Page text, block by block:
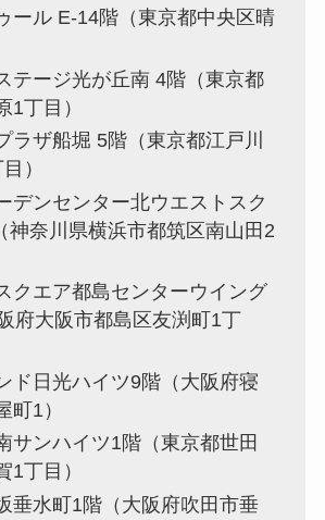
ール E-14階（東京都中央区晴
テージ光が丘南 4階（東京都
1丁目）
ラザ船堀 5階（東京都江戸川
）
デンセンター北ウエストスク
神奈川県横浜市都筑区南山田2
クエア都島センターウイング
府大阪市都島区友渕町1丁
ド日光ハイツ9階（大阪府寝
町1）
サンハイツ1階（東京都世田
1丁目）
垂水町1階（大阪府吹田市垂